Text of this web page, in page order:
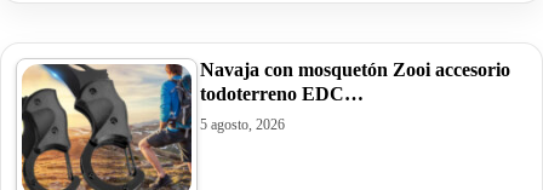
Navaja con mosquetón Zooi accesorio
todoterreno EDC…
5 agosto, 2026